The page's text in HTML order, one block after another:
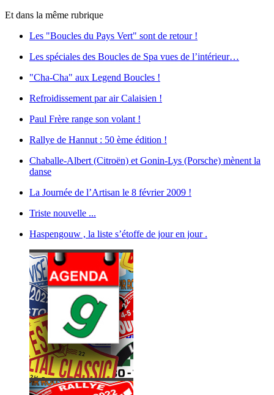
Et dans la même rubrique
Les "Boucles du Pays Vert" sont de retour !
Les spéciales des Boucles de Spa vues de l’intérieur…
"Cha-Cha" aux Legend Boucles !
Refroidissement par air Calaisien !
Paul Frère range son volant !
Rallye de Hannut : 50 ème édition !
Chaballe-Albert (Citroën) et Gonin-Lys (Porsche) mènent la
danse
La Journée de l’Artisan le 8 février 2009 !
Triste nouvelle ...
Haspengouw , la liste s’étoffe de jour en jour .